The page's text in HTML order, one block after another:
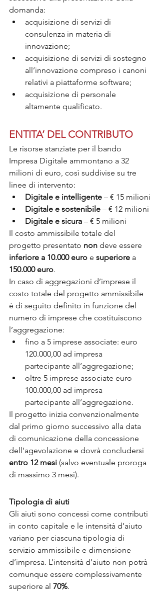
domanda:
acquisizione di servizi di
consulenza in materia di
innovazione;
acquisizione di servizi di sostegno
all’innovazione compreso i canoni
relativi a piattaforme software;
acquisizione di personale
altamente qualificato.
ENTITA’ DEL CONTRIBUTO
Le risorse stanziate per il bando
Impresa Digitale ammontano a 32
milioni di euro, così suddivise su tre
linee di intervento:
Digitale e intelligente – € 15 milioni
Digitale e sostenibile – € 12 milioni
Digitale e sicura – € 5 milioni
Il costo ammissibile totale del
progetto presentato non deve essere
inferiore a 10.000 euro e superiore a
150.000 euro.
In caso di aggregazioni d’imprese il
costo totale del progetto ammissibile
è di seguito definito in funzione del
numero di imprese che costituiscono
l’aggregazione:
fino a 5 imprese associate: euro
120.000,00 ad impresa
partecipante all’aggregazione;
oltre 5 imprese associate euro
100.000,00 ad impresa
partecipante all’aggregazione.
Il progetto inizia convenzionalmente
dal primo giorno successivo alla data
di comunicazione della concessione
dell’agevolazione e dovrà concludersi
entro 12 mesi (salvo eventuale proroga
di massimo 3 mesi).
Tipologia di aiuti
Gli aiuti sono concessi come contributi
in conto capitale e le intensità d’aiuto
variano per ciascuna tipologia di
servizio ammissibile e dimensione
d’impresa. L’intensità d’aiuto non potrà
comunque essere complessivamente
superiore al 70%.